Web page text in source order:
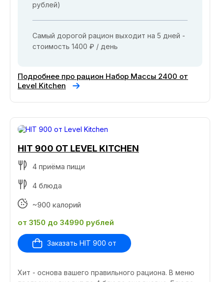
рублей)
Самый дорогой рацион выходит на 5 дней -
стоимость 1400 ₽ / день
Подробнее про рацион Набор Массы 2400 от
Level Kitchen
HIT 900 ОТ LEVEL KITCHEN
4 приёма пищи
4 блюда
~900 калорий
от 3150 до 34990 рублей
Заказать HIT 900 от
Хит - основа вашего правильного рациона. В меню